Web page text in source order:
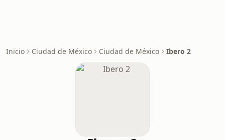
Inicio Ciudad de México Ciudad de México Ibero 2